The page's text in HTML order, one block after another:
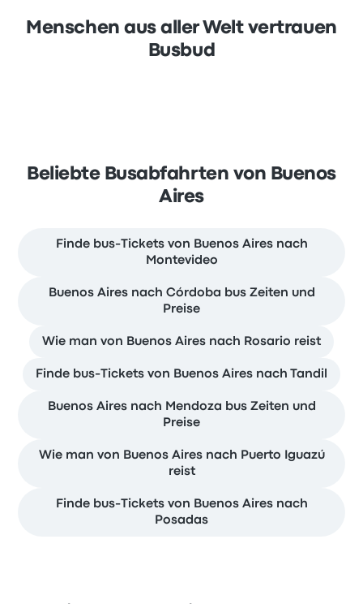
Menschen aus aller Welt vertrauen
Busbud
Beliebte Busabfahrten von Buenos
Aires
Finde bus-Tickets von Buenos Aires nach
Montevideo
Buenos Aires nach Córdoba bus Zeiten und
Preise
Wie man von Buenos Aires nach Rosario reist
Finde bus-Tickets von Buenos Aires nach Tandil
Buenos Aires nach Mendoza bus Zeiten und
Preise
Wie man von Buenos Aires nach Puerto Iguazú
reist
Finde bus-Tickets von Buenos Aires nach
Posadas